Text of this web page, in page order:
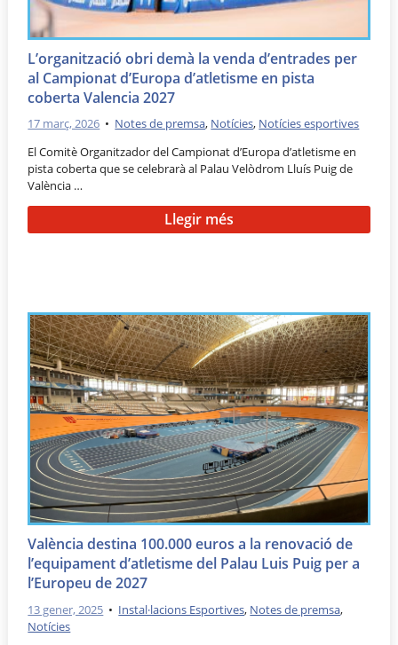
L’organització obri demà la venda d’entrades per
al Campionat d’Europa d’atletisme en pista
coberta Valencia 2027
17 març, 2026 • Notes de premsa, Notícies, Notícies esportives
El Comitè Organitzador del Campionat d’Europa d’atletisme en
pista coberta que se celebrarà al Palau Velòdrom Lluís Puig de
València …
Llegir més
València destina 100.000 euros a la renovació de
l’equipament d’atletisme del Palau Luis Puig per a
l’Europeu de 2027
13 gener, 2025 • Instal·lacions Esportives, Notes de premsa,
Notícies